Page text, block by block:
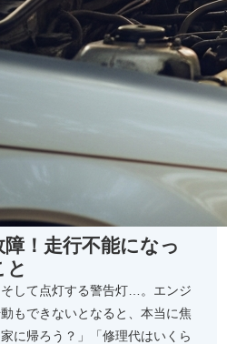
！走行不能になっ
と
して点灯する警告灯…。エンジ
もできないとなると、本当に焦
に帰ろう？」「修理代はいくら